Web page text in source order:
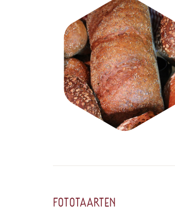
FOTOTAARTEN